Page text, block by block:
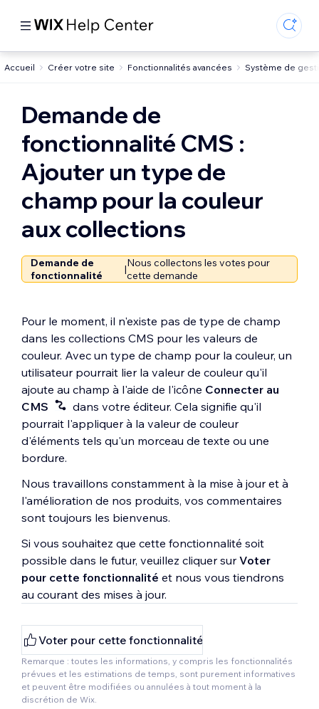
Accueil Créer votre site Fonctionnalités avancées Système de
Demande de
fonctionnalité CMS :
Ajouter un type de
champ pour la couleur
aux collections
Demande de
fonctionnalité
|Nous collectons les votes pour
cette demande
Pour le moment, il n'existe pas de type de champ
dans les collections CMS pour les valeurs de
couleur. Avec un type de champ pour la couleur, un
utilisateur pourrait lier la valeur de couleur qu'il
ajoute au champ à l'aide de l'icône Connecter au
CMS
dans votre éditeur. Cela signifie qu'il
pourrait l'appliquer à la valeur de couleur
d'éléments tels qu'un morceau de texte ou une
bordure.
Nous travaillons constamment à la mise à jour et à
l'amélioration de nos produits, vos commentaires
sont toujours les bienvenus.
Si vous souhaitez que cette fonctionnalité soit
possible dans le futur, veuillez cliquer surVoter
pour cette fonctionnalité et nous vous tiendrons
au courant des mises à jour.
Voter pour cette fonctionnalité
Remarque : toutes les informations, y compris les fonctionnalités
prévues et les estimations de temps, sont purement informatives
et peuvent être modifiées ou annulées à tout moment à la
discrétion de Wix.